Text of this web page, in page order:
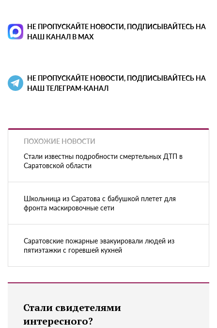
НЕ ПРОПУСКАЙТЕ НОВОСТИ, ПОДПИСЫВАЙТЕСЬ НА
НАШ КАНАЛ В MAX
НЕ ПРОПУСКАЙТЕ НОВОСТИ, ПОДПИСЫВАЙТЕСЬ НА
НАШ ТЕЛЕГРАМ-КАНАЛ
ПОХОЖИЕ НОВОСТИ
Стали известны подробности смертельных ДТП в
Саратовской области
Школьница из Саратова с бабушкой плетет для
фронта маскировочные сети
Саратовские пожарные эвакуировали людей из
пятиэтажки с горевшей кухней
Стали свидетелями
интересного?